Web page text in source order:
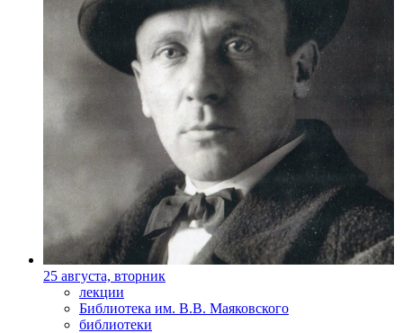
25 августа, вторник
лекции
Библиотека им. В.В. Маяковского
библиотеки